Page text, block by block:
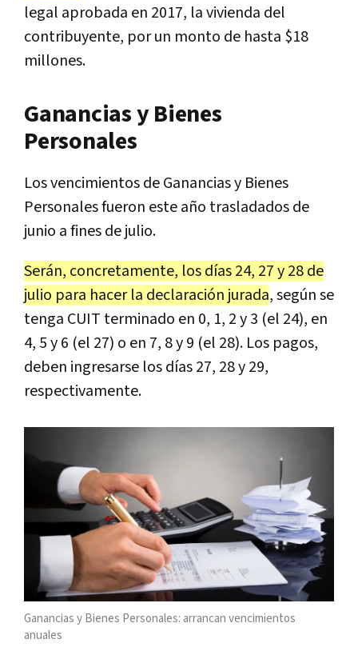
legal aprobada en 2017, la vivienda del
contribuyente, por un monto de hasta $18
millones.
Ganancias y Bienes
Personales
Los vencimientos de Ganancias y Bienes
Personales fueron este año trasladados de
junio a fines de julio.
Serán, concretamente, los días 24, 27 y 28 de
julio para hacer la declaración jurada, según se
tenga CUIT terminado en 0, 1, 2 y 3 (el 24), en
4, 5 y 6 (el 27) o en 7, 8 y 9 (el 28). Los pagos,
deben ingresarse los días 27, 28 y 29,
respectivamente.
Ganancias y Bienes Personales: arrancan vencimientos
anuales